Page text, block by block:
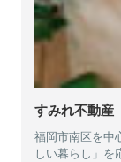
すみれ不動産
福岡市南区を中
しい暮らし」を